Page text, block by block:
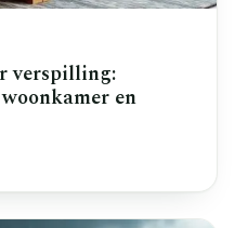
verspilling:
en